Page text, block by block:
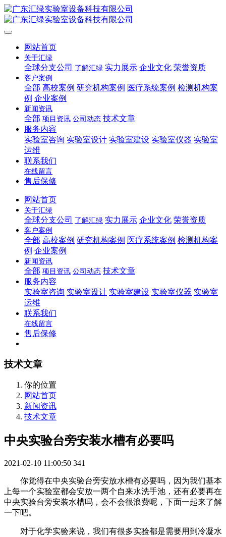
网站首页
关于汇绿
全球分支公司 了解汇绿 实力展示 企业文化 荣誉资质
客户案例
全部 高校案例 研究机构案例 医疗系统案例 检测机构案
例 企业案例
新闻资讯
全部 项目资讯 公司动态 技术文章
服务内容
实验室咨询 实验室设计 实验室建设 实验室仪器 实验室
运维
联系我们
在线留言
售后保修
网站首页
关于汇绿
全球分支公司 了解汇绿 实力展示 企业文化 荣誉资质
客户案例
全部 高校案例 研究机构案例 医疗系统案例 检测机构案
例 企业案例
新闻资讯
全部 项目资讯 公司动态 技术文章
服务内容
实验室咨询 实验室设计 实验室建设 实验室仪器 实验室
运维
联系我们
在线留言
售后保修
技术文章
你的位置
网站首页
新闻资讯
技术文章
中央实验台旁安装水槽有必要吗
2021-02-10 11:00:50 341
你觉得在中央实验台旁安放水槽有必要吗，因为我们基本
上每一个实验室都会安放一两个自来水洗手池，还有必要再在
中央实验台旁安装水槽吗，会不会很浪费呢，下面一起来了解
一下吧。
对于化学实验来说，我们有很多实验都是需要用到冷凝水